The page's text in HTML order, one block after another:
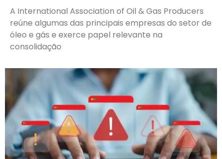
A International Association of Oil & Gas Producers
reúne algumas das principais empresas do setor de
óleo e gás e exerce papel relevante na
consolidação